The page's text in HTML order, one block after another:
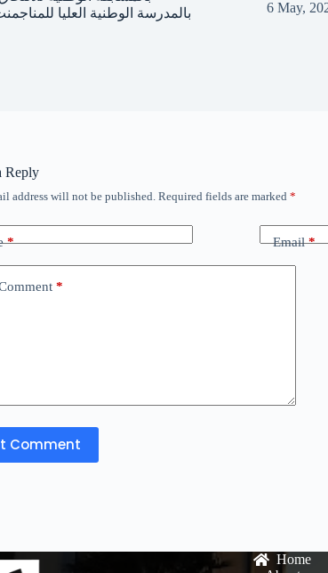
بالمدرسة الوطنية العليا
6 May,
Reply
address will not be published. Required fields are marked *
* Email*
*
Comment
Home